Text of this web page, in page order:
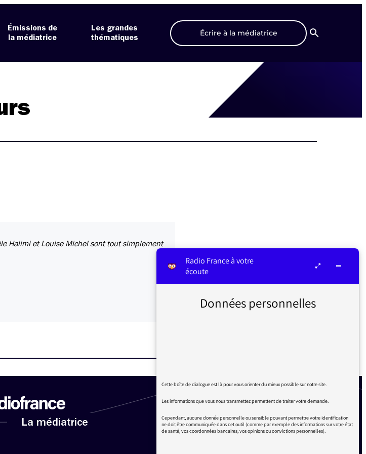
Émissions de
la médiatrice
Les grandes
thématiques
Écrire à la médiatrice
Recherche
Halimi et Louise Michel sont tout simplement
La médiatrice
Radio France à votre
écoute
Données personnelles
Cette boîte de dialogue est là pour vous orienter du mieux possible sur notre site.
Les informations que vous nous transmettez permettent de traiter votre demande.
Cependant, aucune donnée personnelle ou sensible pouvant permettre votre identification
ne doit être communiquée dans cet outil (comme par exemple des informations sur votre état
de santé, vos coordonnées bancaires, vos opinions ou convictions personnelles).